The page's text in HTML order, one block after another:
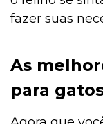
fazer suas
As
para